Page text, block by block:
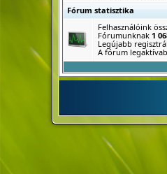
Fórum statisztika
Felhasználóink
Fórumunknak 1
Legújabb
A fórum